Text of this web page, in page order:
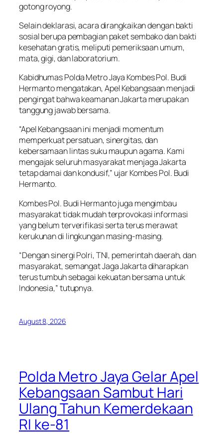
gotong royong.
Selain deklarasi, acara dirangkaikan dengan bakti
sosial berupa pembagian paket sembako dan bakti
kesehatan gratis, meliputi pemeriksaan umum,
mata, gigi, dan laboratorium.
Kabidhumas Polda Metro Jaya Kombes Pol. Budi
Hermanto mengatakan, Apel Kebangsaan menjadi
pengingat bahwa keamanan Jakarta merupakan
tanggung jawab bersama.
“Apel Kebangsaan ini menjadi momentum
memperkuat persatuan, sinergitas, dan
kebersamaan lintas suku maupun agama. Kami
mengajak seluruh masyarakat menjaga Jakarta
tetap damai dan kondusif,” ujar Kombes Pol. Budi
Hermanto.
Kombes Pol. Budi Hermanto juga mengimbau
masyarakat tidak mudah terprovokasi informasi
yang belum terverifikasi serta terus merawat
kerukunan di lingkungan masing-masing.
“Dengan sinergi Polri, TNI, pemerintah daerah, dan
masyarakat, semangat Jaga Jakarta diharapkan
terus tumbuh sebagai kekuatan bersama untuk
Indonesia,” tutupnya.
August 8, 2026
Polda Metro Jaya Gelar Apel
Kebangsaan Sambut Hari
Ulang Tahun Kemerdekaan
RI ke-81